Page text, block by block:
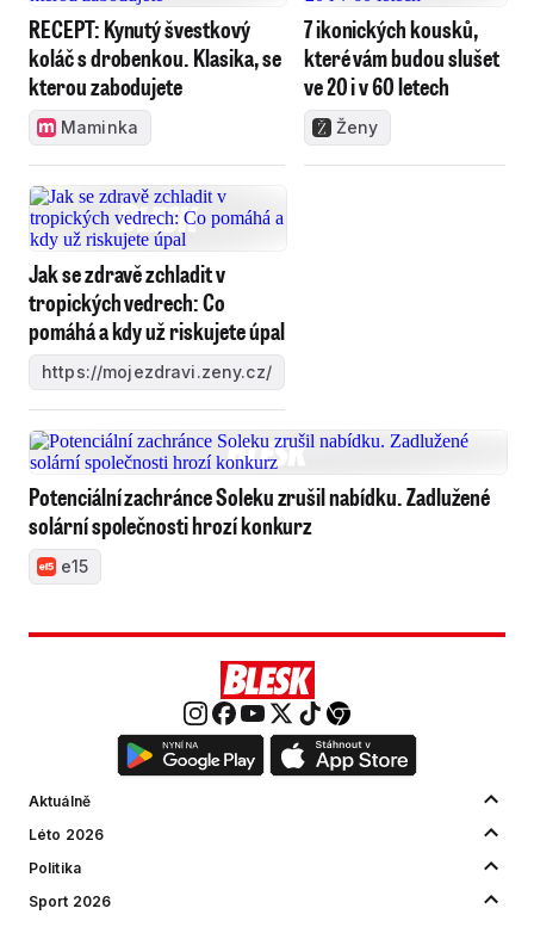
RECEPT: Kynutý švestkový
koláč s drobenkou. Klasika, se
kterou zabodujete
Maminka
7 ikonických kousků,
které vám budou slušet
ve 20 i v 60 letech
Ženy
Jak se zdravě zchladit v
tropických vedrech: Co
pomáhá a kdy už riskujete úpal
https://mojezdravi.zeny.cz/
Potenciální zachránce Soleku zrušil nabídku. Zadlužené
solární společnosti hrozí konkurz
e15
Aktuálně
Léto 2026
Politika
Sport 2026